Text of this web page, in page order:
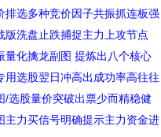
选多种竞价因子共振抓连板强
洗盘止跌捕捉主力上攻节点
量化擒龙副图 提炼出八个核心
选股翌日冲高出成功率高往往
选股量价突破出票少而精稳健
主力买信号明确提示主力资金进